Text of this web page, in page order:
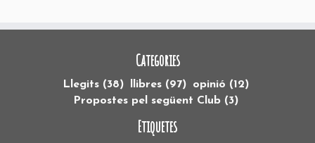
Categories
Llegits (38) llibres (97) opinió (12)
Propostes pel següent Club (3)
Etiquetes